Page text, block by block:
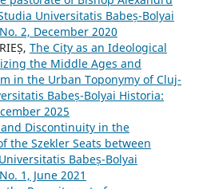
Universitatis Babeș-Bolyai
2, December 2020
The City as an Ideological
the Middle Ages and
in the Urban Toponymy of Cluj-
Babeș-Bolyai Historia:
2025
Discontinuity in the
the Szekler Seats between
Babeș-Bolyai
1, June 2021